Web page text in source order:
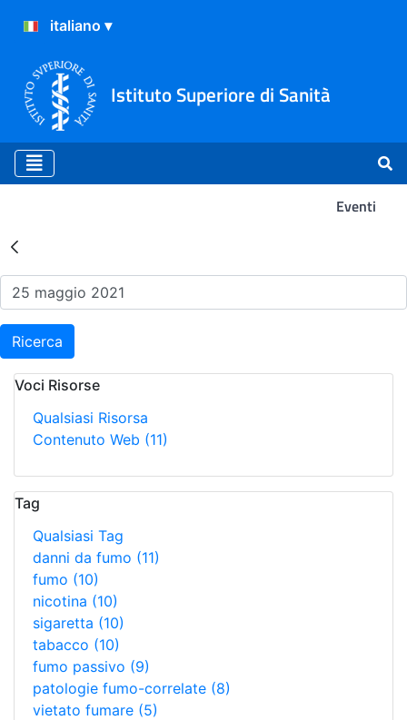
Istituto Superiore di Sanità
Eventi
Risultati della Ricerca -
Ricerca
Voci Risorse
Qualsiasi Risorsa
Contenuto Web (11)
Tag
Qualsiasi Tag
danni da fumo (11)
fumo (10)
nicotina (10)
sigaretta (10)
tabacco (10)
fumo passivo (9)
patologie fumo-correlate (8)
vietato fumare (5)